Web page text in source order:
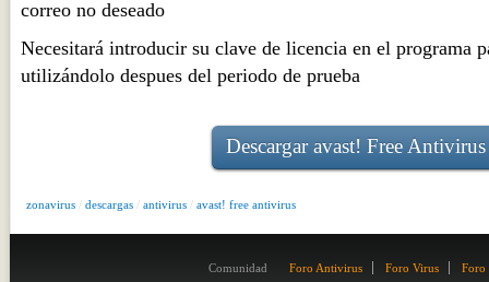
correo no deseado
Necesitará introducir su clave de licencia en el programa
utilizándolo despues del periodo de prueba
Descargar avast! Free Antivirus
zonavirus / descargas / antivirus / avast! free antivirus
Comunidad Foro Antivirus Foro Virus Foro